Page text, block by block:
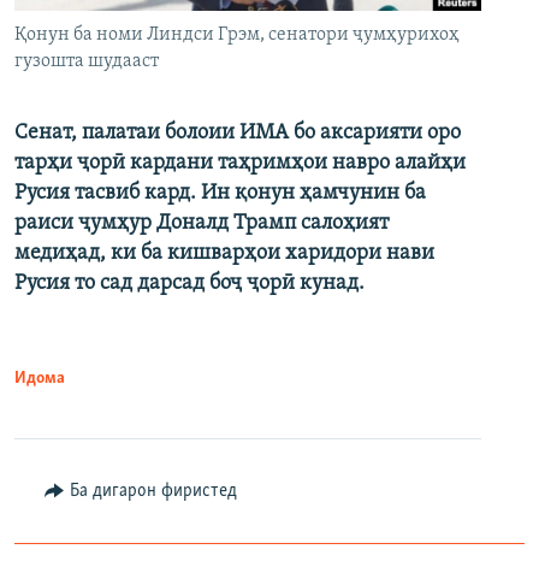
Қонун ба номи Линдси Грэм, сенатори ҷумҳурихоҳ
гузошта шудааст
Сенат, палатаи болоии ИМА бо аксарияти оро
тарҳи ҷорӣ кардани таҳримҳои навро алайҳи
Русия тасвиб кард. Ин қонун ҳамчунин ба
раиси ҷумҳур Доналд Трамп салоҳият
медиҳад, ки ба кишварҳои харидори нави
Русия то сад дарсад боҷ ҷорӣ кунад.
Идома
Ба дигарон фиристед